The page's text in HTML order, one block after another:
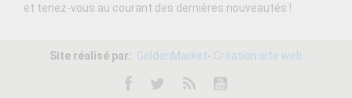
et tenez-vous au courant des dernières nouveautés !
Site réalisé par: GoldenMarket- Création site web